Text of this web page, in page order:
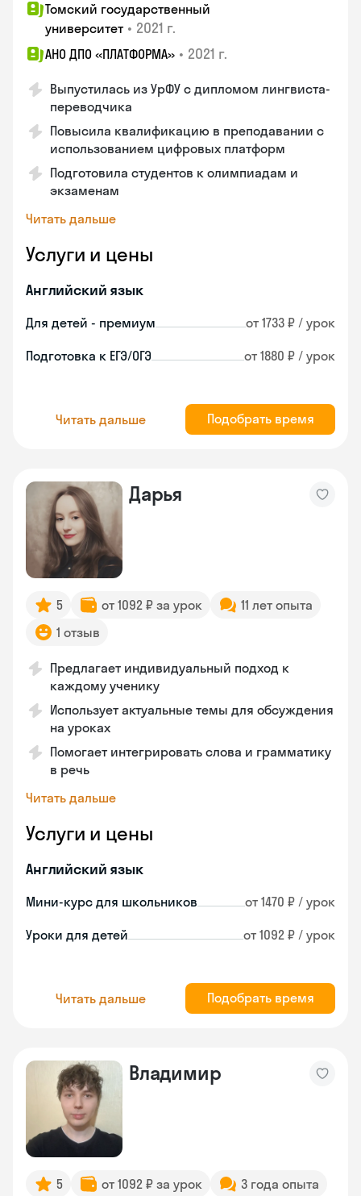
Томский государственный
университет • 2021 г.
АНО ДПО «ПЛАТФОРМА» • 2021 г.
Выпустилась из УрФУ с дипломом лингвиста-
переводчика
Повысила квалификацию в преподавании с
использованием цифровых платформ
Подготовила студентов к олимпиадам и
экзаменам
Читать дальше
Услуги и цены
Английский язык
Для детей - премиум от 1733 ₽ / урок
Подготовка к ЕГЭ/ОГЭ от 1880 ₽ / урок
Читать дальше Подобрать время
Дарья
5 от 1092 ₽ за урок
11 лет опыта
1 отзыв
Предлагает индивидуальный подход к
каждому ученику
Использует актуальные темы для обсуждения
на уроках
Помогает интегрировать слова и грамматику
в речь
Читать дальше
Услуги и цены
Английский язык
Мини-курс для школьников от 1470 ₽ / урок
Уроки для детей от 1092 ₽ / урок
Читать дальше Подобрать время
Владимир
5 от 1092 ₽ за урок 3 года опыта